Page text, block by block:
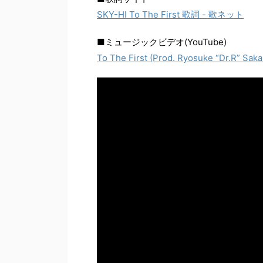
SKY-HI To The First 歌詞 - 歌ネット
■ミュージックビデオ(YouTube)
To The First (Prod. Ryosuke “Dr.R”